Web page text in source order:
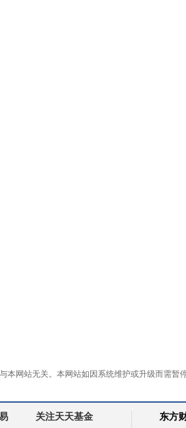
网站无关。本网站如因系统维护或升级而需暂
关注天天基金 东方